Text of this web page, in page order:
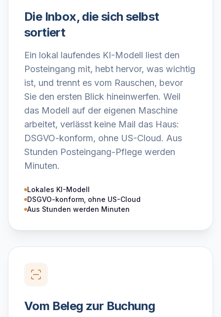
Die Inbox, die sich selbst
sortiert
Ein lokal laufendes KI-Modell liest den
Posteingang mit, hebt hervor, was wichtig
ist, und trennt es vom Rauschen, bevor
Sie den ersten Blick hineinwerfen. Weil
das Modell auf der eigenen Maschine
arbeitet, verlässt keine Mail das Haus:
DSGVO-konform, ohne US-Cloud. Aus
Stunden Posteingang-Pflege werden
Minuten.
Lokales KI-Modell
DSGVO-konform, ohne US-Cloud
Aus Stunden werden Minuten
Vom Beleg zur Buchung